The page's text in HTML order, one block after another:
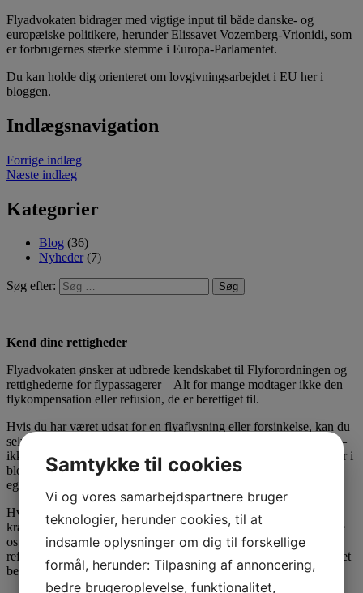
Flyadvokaten bidrager med vigtige input til både danske- og
europæiske politikere, herunder Elissavet Vozemberg-Vrionidi, som
er forbrugernes stærke stemme i Europa-Parlamentet.
Du kan holde dig orienteret om lovgivningsarbejdet i EU her i
bloggen.
Indlægsnavigation
Forrige indlæg
Næste indlæg
Kategorier
Blog (36)
Nyheder (7)
Søg efter:
Kend dine rettigheder
Flyadvokaten ønsker at udbrede kendskabet til Flyforordningen og
rettighederne for flypassagerer – Alt for mange modtager ikke den
flykompensation eller refusion, de er berettiget til.
Hvis du har været udsat for en flyaflysning eller forsinkelse, kan du
selv rejse krav over for flyselskabet, og du behøver – i princippet –
ikke hjælp fra nogen. Du kan læse meget mere om dine rettigheder i
bloggen her. Forhåbentlig kan du finde idéer og inspiration til din
egen sag.
Hvis du vil slippe for besværet – eller hvis flyselskabet afviser dit
krav – kan du også oprette din sag hos Flyadvokaten. Det vil være
os en stor glæde at hjælpe dig med dit kompensations- eller
refusionskrav. Og husk, at vi tilbyder NO CURE, NO PAY, hvilket
betyder, at du kun skal betale os honorar, hvis flyselskabet betaler.
Samtykke til cookies
Vi og vores samarbejdspartnere bruger
teknologier, herunder cookies, til at
indsamle oplysninger om dig til forskellige
formål, herunder: Tilpasning af annoncering,
bedre brugeroplevelse, funktionalitet,